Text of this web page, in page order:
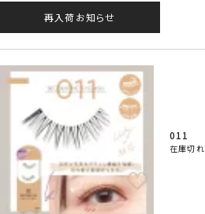
再入荷お知らせ
011
在庫切れ